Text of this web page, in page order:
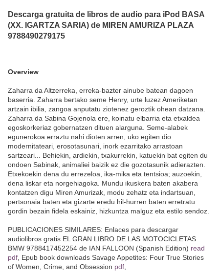
Descarga gratuita de libros de audio para iPod BASA
(XX. IGARTZA SARIA) de MIREN AMURIZA PLAZA
9788490279175
Overview
Zaharra da Altzerreka, erreka-bazter ainube batean dagoen
baserria. Zaharra bertako seme Henry, urte luzez Ameriketan
artzain ibilia, zangoa anputatu ziotenez geroztik ohean datzana.
Zaharra da Sabina Gojenola ere, koinatu elbarria eta etxaldea
egoskorkeriaz gobernatzen dituen alarguna. Seme-alabek
egunerokoa erraztu nahi dioten arren, uko egiten dio
modernitateari, erosotasunari, inork ezarritako arrastoan
sartzeari... Behiekin, ardiekin, txakurrekin, katuekin bat egiten du
ondoen Sabinak, animaliei baizik ez die gozotasunik adierazten.
Etxekoekin dena du errezeloa, ika-mika eta tentsioa; auzoekin,
dena liskar eta norgehiagoka. Mundu ikuskera baten akabera
kontatzen digu Miren Amurizak, modu zehatz eta indartsuan,
pertsonaia baten eta gizarte eredu hil-hurren baten erretratu
gordin bezain fidela eskainiz, hizkuntza malguz eta estilo sendoz.
PUBLICACIONES SIMILARES: Enlaces para descargar
audiolibros gratis EL GRAN LIBRO DE LAS MOTOCICLETAS
BMW 9788417452254 de IAN FALLOON (Spanish Edition) read
pdf , Epub book downloads Savage Appetites: Four True Stories
of Women, Crime, and Obsession pdf